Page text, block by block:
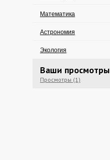
Математика
Астрономия
Экология
Ваши просмотры
Просмотры (1)